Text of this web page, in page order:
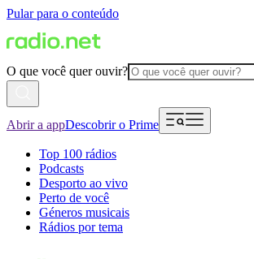
Pular para o conteúdo
O que você quer ouvir?
Abrir a appDescobrir o Prime
Top 100 rádios
Podcasts
Desporto ao vivo
Perto de você
Géneros musicais
Rádios por tema